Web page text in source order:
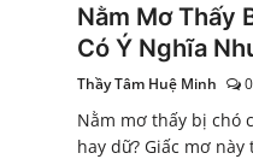
Nằm Mơ Thấy
Có Ý Nghĩa
Thầy Tâm Huệ Minh 0
Nằm mơ thấy bị chó
hay dữ? Giấc mơ này